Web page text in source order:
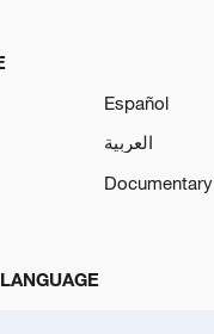
Español
العربية
Documentary